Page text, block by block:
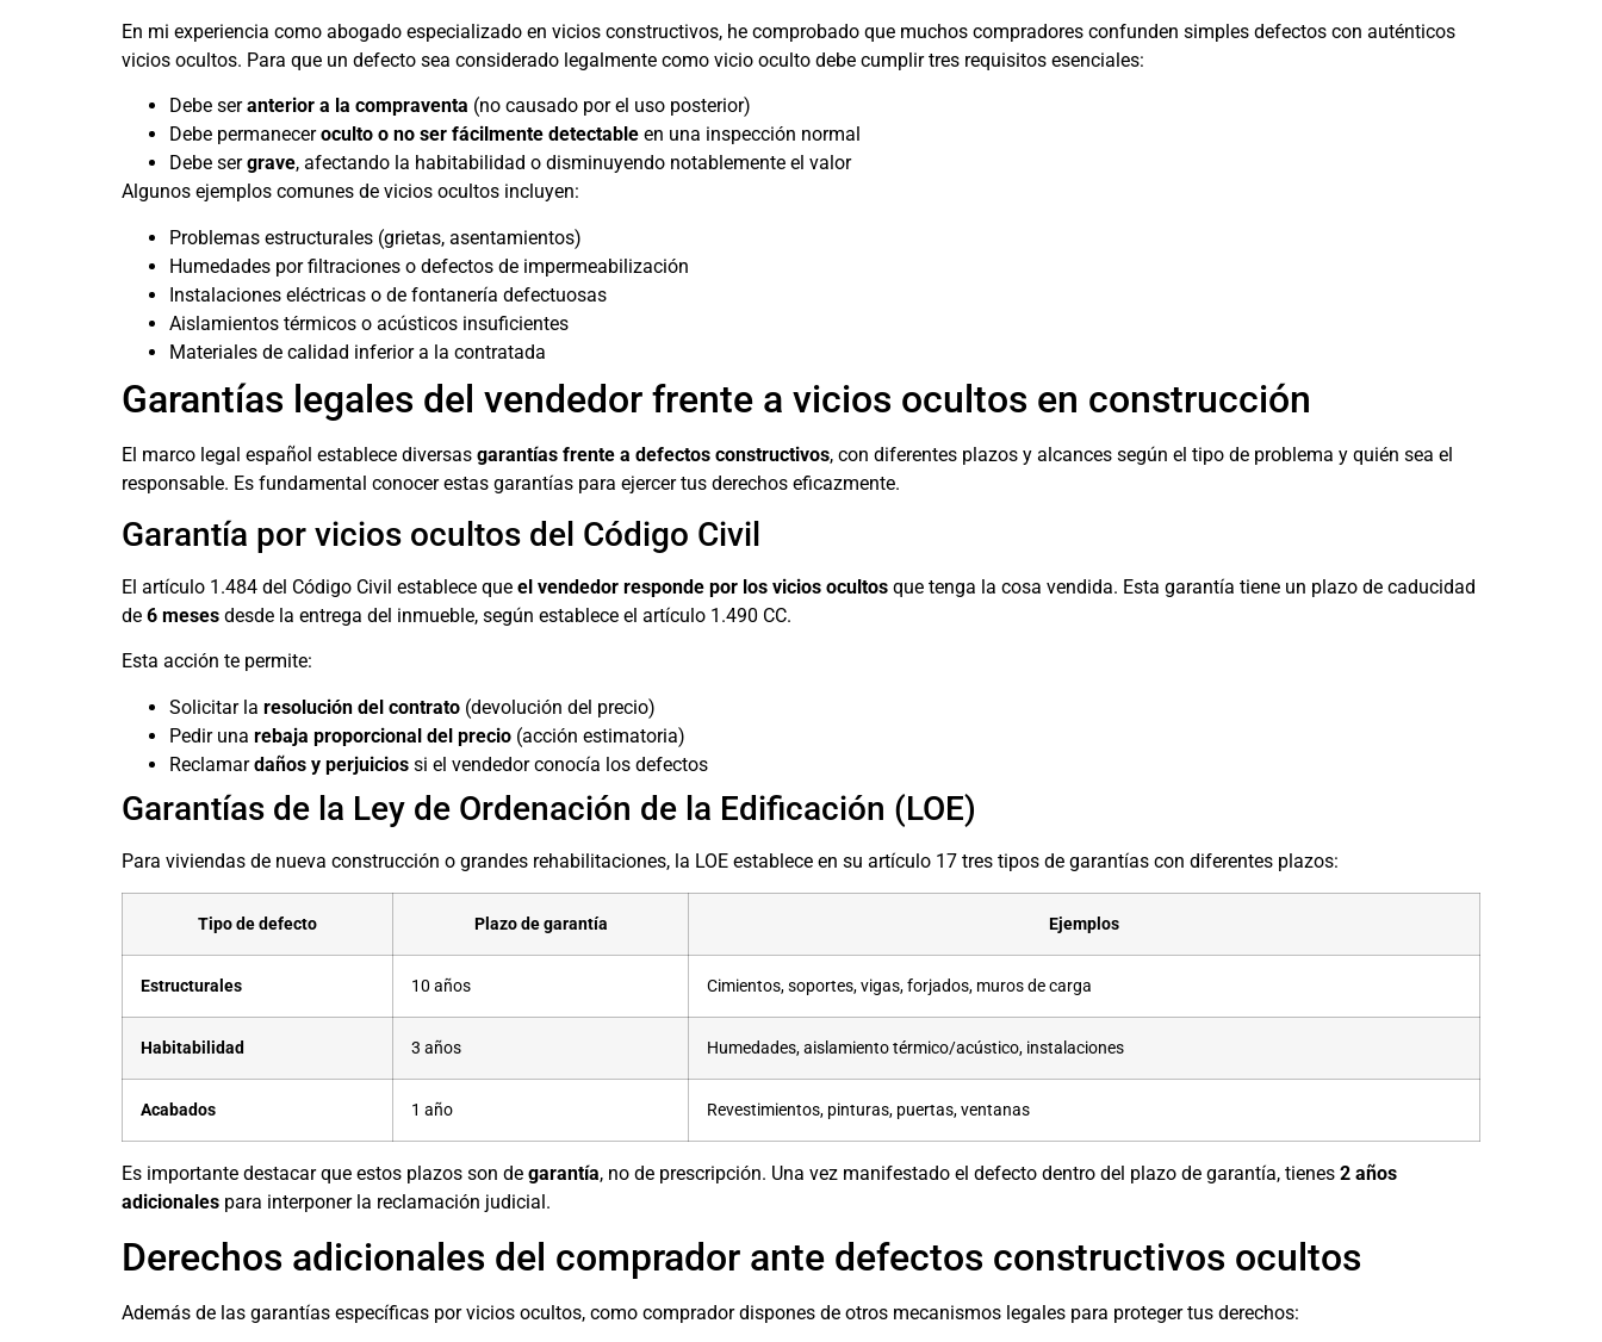
En mi experiencia como abogado especializado en vicios constructivos, he comprobado que muchos compradores confunden simples defectos con auténticos
vicios ocultos. Para que un defecto sea considerado legalmente como vicio oculto debe cumplir tres requisitos esenciales:
Debe seranterior a la compraventa (no causado por el uso posterior)
Debe permaneceroculto o no ser fácilmente detectable en una inspección normal
Debe sergrave, afectando la habitabilidad o disminuyendo notablemente el valor
Algunos ejemplos comunes de vicios ocultos incluyen:
Problemas estructurales (grietas, asentamientos)
Humedades por filtraciones o defectos de impermeabilización
Instalaciones eléctricas o de fontanería defectuosas
Aislamientos térmicos o acústicos insuficientes
Materiales de calidad inferior a la contratada
Garantías legales del vendedor frente a vicios ocultos en construcción
El marco legal español establece diversas garantías frente a defectos constructivos, con diferentes plazos y alcances según el tipo de problema y quién sea el
responsable. Es fundamental conocer estas garantías para ejercer tus derechos eficazmente.
Garantía por vicios ocultos del Código Civil
El artículo 1.484 del Código Civil establece que el vendedor responde por los vicios ocultos que tenga la cosa vendida. Esta garantía tiene un plazo de caducidad
de 6 meses desde la entrega del inmueble, según establece el artículo 1.490 CC.
Esta acción te permite:
Solicitar la resolución del contrato (devolución del precio)
Pedir una rebaja proporcional del precio (acción estimatoria)
Reclamardaños y perjuicios si el vendedor conocía los defectos
Garantías de la Ley de Ordenación de la Edificación (LOE)
Para viviendas de nueva construcción o grandes rehabilitaciones, la LOE establece en su artículo 17 tres tipos de garantías con diferentes plazos:
Tipo de defecto Plazo de garantía Ejemplos
Estructurales 10 años Cimientos, soportes, vigas, forjados, muros de carga
Habitabilidad 3 años Humedades, aislamiento térmico/acústico, instalaciones
Acabados 1 año Revestimientos, pinturas, puertas, ventanas
Es importante destacar que estos plazos son de garantía, no de prescripción. Una vez manifestado el defecto dentro del plazo de garantía, tienes 2 años
adicionales para interponer la reclamación judicial.
Derechos adicionales del comprador ante defectos constructivos ocultos
Además de las garantías específicas por vicios ocultos, como comprador dispones de otros mecanismos legales para proteger tus derechos: